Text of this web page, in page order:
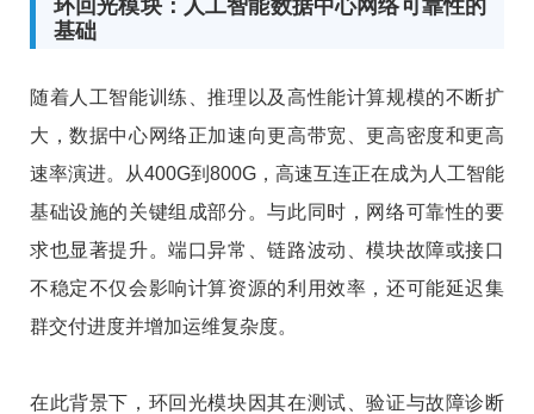
环回光模块：人工智能数据中心网络可靠性的
基础
随着人工智能训练、推理以及高性能计算规模的不断扩
大，数据中心网络正加速向更高带宽、更高密度和更高
速率演进。从400G到800G，高速互连正在成为人工智能
基础设施的关键组成部分。与此同时，网络可靠性的要
求也显著提升。端口异常、链路波动、模块故障或接口
不稳定不仅会影响计算资源的利用效率，还可能延迟集
群交付进度并增加运维复杂度。
在此背景下，环回光模块因其在测试、验证与故障诊断